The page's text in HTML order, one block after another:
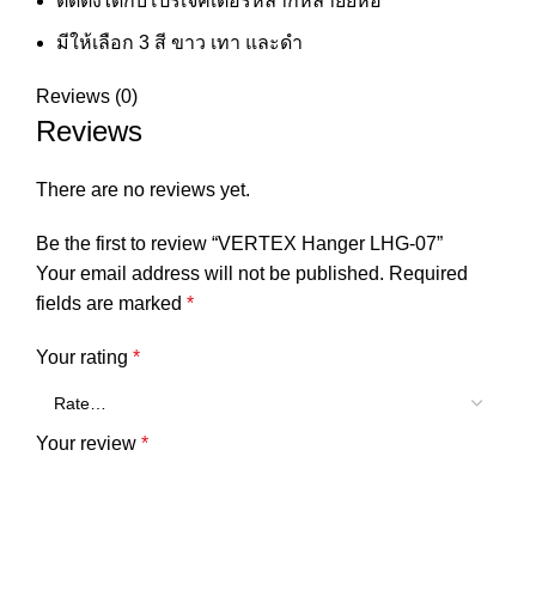
มีให้เลือก 3 สี ขาว เทา และดำ
Reviews (0)
Reviews
There are no reviews yet.
Be the first to review “VERTEX Hanger LHG-07”
Your email address will not be published. Required
fields are marked *
Your rating *
Your review *